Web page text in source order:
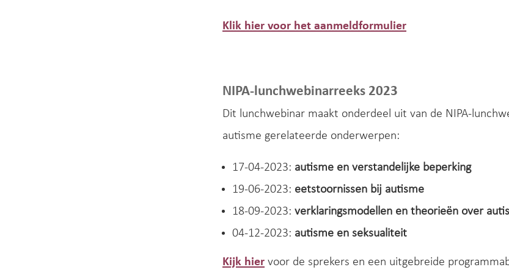
Klik hier voor het aanmeldformulier
NIPA-lunchwebinarreeks 2023
Dit lunchwebinar maakt onderdeel uit van de NIPA-
autisme gerelateerde onderwerpen:
17-04-2023: autisme en verstandelijke beperking
19-06-2023: eetstoornissen bij autisme
18-09-2023: verklaringsmodellen en theorieën over
04-12-2023: autisme en seksualiteit
Kijk hier voor de sprekers en een uitgebreide